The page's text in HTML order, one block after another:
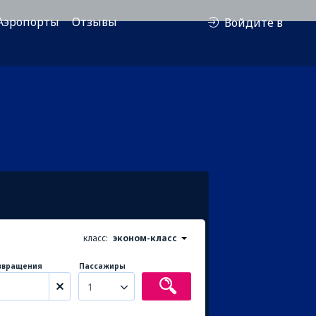
Отзывы Войдите в
класс: эконом-класс
Пассажиры
1